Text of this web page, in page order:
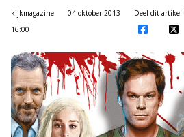
kijkmagazine
04 oktober 2013
16:00
Deel dit artikel: